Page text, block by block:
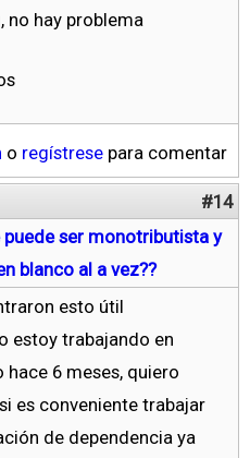
no hay problema
o regístrese para comentar
#14
puede ser monotributista y
blanco al a vez??
esto útil
estoy trabajando en
hace 6 meses, quiero
es conveniente trabajar
de dependencia ya